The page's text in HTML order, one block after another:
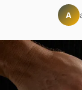
A